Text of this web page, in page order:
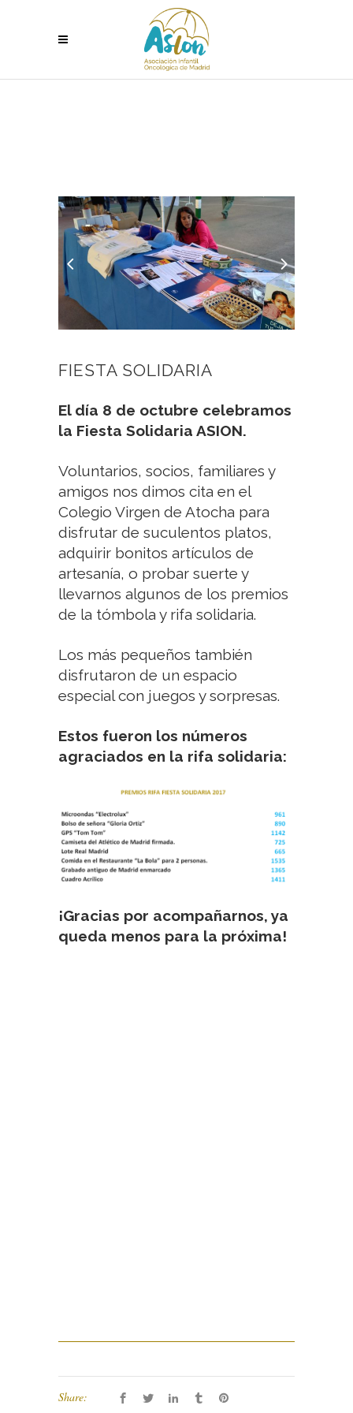
FIESTA SOLIDARIA
El día 8 de octubre celebramos
la Fiesta Solidaria ASION.
Voluntarios, socios, familiares y
amigos nos dimos cita en el
Colegio Virgen de Atocha para
disfrutar de suculentos platos,
adquirir bonitos artículos de
artesanía, o probar suerte y
llevarnos algunos de los premios
de la tómbola y rifa solidaria.
Los más pequeños también
disfrutaron de un espacio
especial con juegos y sorpresas.
Estos fueron los números
agraciados en la rifa solidaria:
¡Gracias por acompañarnos, ya
queda menos para la próxima!
Share: